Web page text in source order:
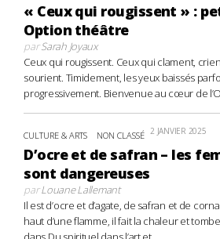
« Ceux qui rougissent » :
Option théâtre
parSarah Joyaux
Ceux qui rougissent. Ceux qui clament,
sourient. Timidement, les yeux baissés
progressivement. Bienvenue au cœur de
CULTURE & ARTS NON CLASSÉ 2 JANVIER 2025
D’ocre et de safran – les
sont dangereuses
parLouane Lallemant
Il est d’ocre et d’agate, de safran et de
haut d’une flamme, il fait la chaleur et